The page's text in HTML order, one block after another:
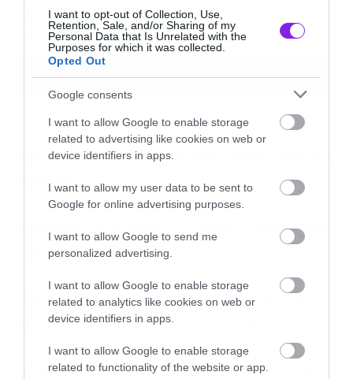
I want to opt-out of Collection, Use,
Retention, Sale, and/or Sharing of my
Personal Data that Is Unrelated with the
Purposes for which it was collected.
Opted Out
Google consents
I want to allow Google to enable storage
related to advertising like cookies on web or
device identifiers in apps.
I want to allow my user data to be sent to
Google for online advertising purposes.
I want to allow Google to send me
personalized advertising.
I want to allow Google to enable storage
related to analytics like cookies on web or
device identifiers in apps.
I want to allow Google to enable storage
related to functionality of the website or app.
λιώσαμε. Τι να μας πείτε λοιπόν ότι λέμε
ψέματα;
Μετά από πολλά χρονιά επιστρέψαμε
μάλιστα στον αριθμό «50», δίνοντας έτσι
χώρο σε πολλές δουλειές να μπουν στη λίστα
και να ανοίξουμε ακόμα περισσότερο τους
ορίζοντες μας, αφού εδώ συνυπάρχουν
αρμονικά, indie, metal, hip-hop, hard rock,
metalcore και πολλά άλλα. Δεν λέμε πολλά
λόγια -ως συνήθως- και συνοδεύουμε απλά
κάθε άλμπουμ με μερικές σκέψεις μας.
Ελπίζουμε να βρείτε πράγματα που σας
αρέσουν και ευχόμαστε ακόμα καλύτερα
πράγματα για το 2024.
ΠΕΡΙΣΣΟΤΕΡΑ
Έρχεται σειρά Robocop στο Prime Video της
Amazon
Avengers: Doomsday – Το πρώτο trailer είναι
επιτέλους εδώ
Όταν έσβησε η φωνή μιας γενιάς: Εννιά
χρόνια χωρίς τον Chester Bennington
Διέρρευσε στο internet κασέτα από πρόβα